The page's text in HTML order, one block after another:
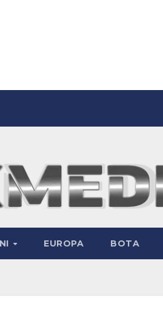
EUROPA BOTA